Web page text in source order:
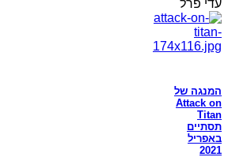
עדי פרל
המנגה של
Attack on
Titan
תסתיים
באפריל
2021